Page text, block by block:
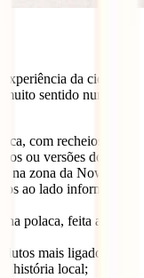
da cidade.
sentido numa
com recheios que
ou versões doces;
na zona da Nowy
ao lado informal da
polaca, feita a partir
mais ligados à
história local;